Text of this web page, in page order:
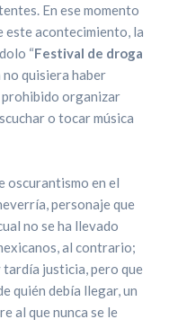
En ese momento
este acontecimiento, la
“Festival de droga
no quisiera haber
organizar
o tocar música
oscurantismo en el
personaje que
no se ha llevado
al contrario;
tardía justicia, pero que
quién debía llegar, un
al que nunca se le